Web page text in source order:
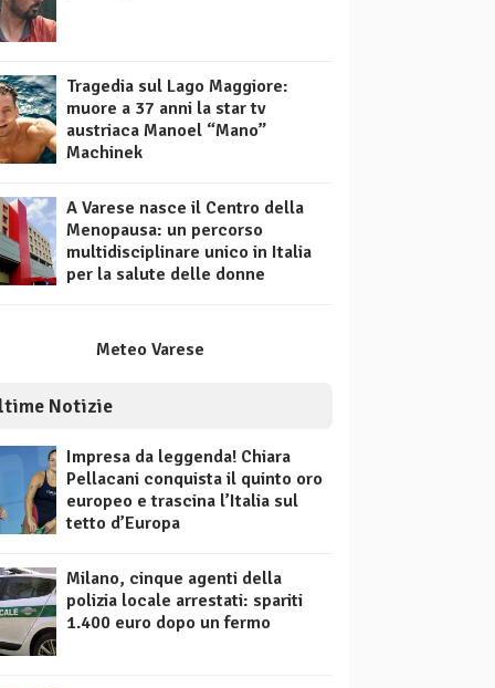
Tragedia sul Lago Maggiore:
muore a 37 anni la star tv
austriaca Manoel “Mano”
Machinek
A Varese nasce il Centro della
Menopausa: un percorso
multidisciplinare unico in Italia
per la salute delle donne
Meteo Varese
Notizie
Impresa da leggenda! Chiara
Pellacani conquista il quinto oro
europeo e trascina l’Italia sul
tetto d’Europa
Milano, cinque agenti della
polizia locale arrestati: spariti
1.400 euro dopo un fermo